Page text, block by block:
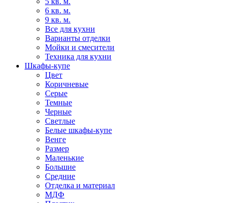
6 кв. м.
9 кв. м.
Все для кухни
Варианты отделки
Мойки и смесители
Техника для кухни
Шкафы-купе
Цвет
Коричневые
Серые
Темные
Черные
Светлые
Белые шкафы-купе
Венге
Размер
Маленькие
Большие
Средние
Отделка и материал
МДФ